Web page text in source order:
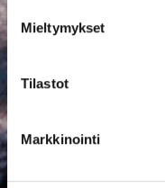
Mieltymykset
Tilastot
Markkinointi